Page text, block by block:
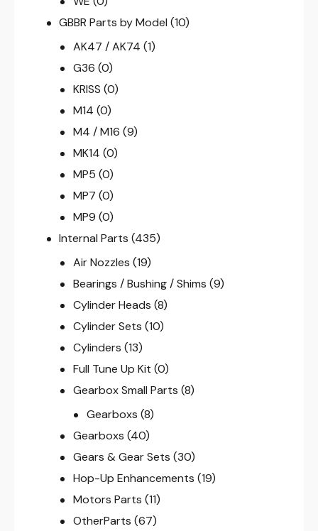
GBBR Parts by Model (10)
AK47 / AK74 (1)
G36 (0)
KRISS (0)
M14 (0)
M4 / M16 (9)
MK14 (0)
MP5 (0)
MP7 (0)
MP9 (0)
Internal Parts (435)
Air Nozzles (19)
Bearings / Bushing / Shims (9)
Cylinder Heads (8)
Cylinder Sets (10)
Cylinders (13)
Full Tune Up Kit (0)
Gearbox Small Parts (8)
Gearboxs (8)
Gearboxs (40)
Gears & Gear Sets (30)
Hop-Up Enhancements (19)
Motors Parts (11)
OtherParts (67)